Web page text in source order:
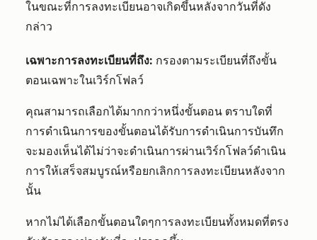
ในขณะที่การลงทะเบียนอาจเกิดขึ้นหลังจากวันที่ดัง
กล่าว
เฉพาะการลงทะเบียนที่ถึง: กรองตามระเบียนที่ถึงขั้น
ตอนเฉพาะในเวิร์กโฟลว์
คุณสามารถเลือกได้มากกว่าหนึ่งขั้นตอน ตราบใดที่
การดำเนินการของขั้นตอนได้รับการดำเนินการบันทึก
จะมองเห็นได้ไม่ว่าจะดำเนินการผ่านเวิร์กโฟลว์ดำเนิน
การให้เสร็จสมบูรณ์หรือยกเลิกการลงทะเบียนหลังจาก
นั้น
หากไม่ได้เลือกขั้นตอนใดๆการลงทะเบียนทั้งหมดที่ตรง